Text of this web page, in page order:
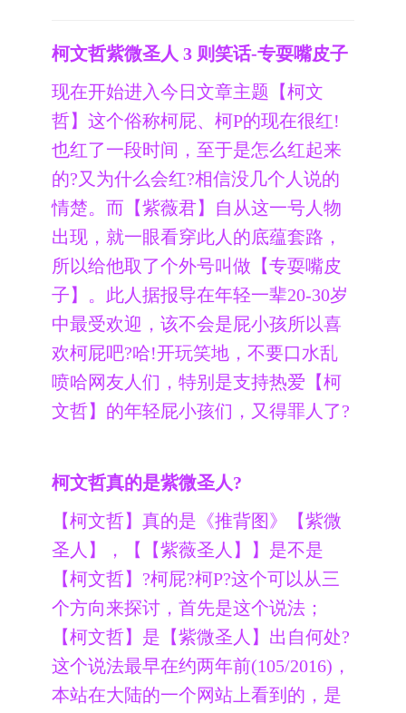
柯文哲紫微圣人 3 则笑话-专耍嘴皮子
现在开始进入今日文章主题【柯文
哲】这个俗称柯屁、柯P的现在很红!
也红了一段时间，至于是怎么红起来
的?又为什么会红?相信没几个人说的
情楚。而【紫薇君】自从这一号人物
出现，就一眼看穿此人的底蕴套路，
所以给他取了个外号叫做【专耍嘴皮
子】。此人据报导在年轻一辈20-30岁
中最受欢迎，该不会是屁小孩所以喜
欢柯屁吧?哈!开玩笑地，不要口水乱
喷哈网友人们，特别是支持热爱【柯
文哲】的年轻屁小孩们，又得罪人了?
柯文哲真的是紫微圣人?
【柯文哲】真的是《推背图》【紫微
圣人】，【【紫薇圣人】】是不是
【柯文哲】?柯屁?柯P?这个可以从三
个方向来探讨，首先是这个说法；
【柯文哲】是【紫微圣人】出自何处? ​​
这个说法最早在约两年前(105/2016)，
本站在大陆的一个网站上看到的，是